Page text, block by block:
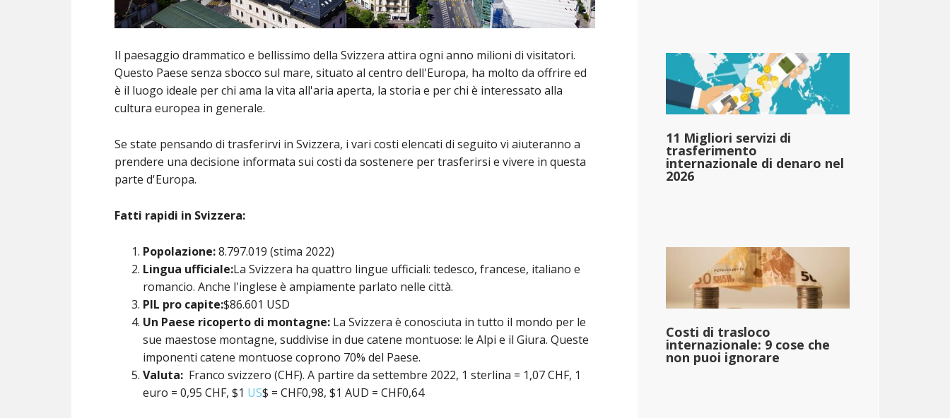
Il paesaggio drammatico e bellissimo della Svizzera attira ogni anno milioni di visitatori.
Questo Paese senza sbocco sul mare, situato al centro dell'Europa, ha molto da offrire ed
è il luogo ideale per chi ama la vita all'aria aperta, la storia e per chi è interessato alla
cultura europea in generale.
Se state pensando di trasferirvi in Svizzera, i vari costi elencati di seguito vi aiuteranno a
prendere una decisione informata sui costi da sostenere per trasferirsi e vivere in questa
parte d'Europa.
Fatti rapidi in Svizzera:
Popolazione:8.797.019 (stima 2022)
Lingua ufficiale:La Svizzera ha quattro lingue ufficiali: tedesco, francese, italiano e
romancio. Anche l'inglese è ampiamente parlato nelle città.
PIL pro capite:$86.601 USD
Un Paese ricoperto di montagne: La Svizzera è conosciuta in tutto il mondo per le
sue maestose montagne, suddivise in due catene montuose: le Alpi e il Giura. Queste
imponenti catene montuose coprono 70% del Paese.
Valuta: Franco svizzero (CHF). A partire da settembre 2022, 1 sterlina = 1,07 CHF, 1
euro = 0,95 CHF, $1 US$ = CHF0,98, $1 AUD = CHF0,64
11 Migliori servizi di
trasferimento
internazionale di denaro nel
2026
Costi di trasloco
internazionale: 9 cose che
non puoi ignorare